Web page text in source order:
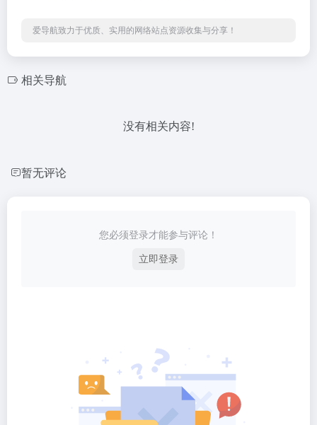
爱导航致力于优质、实用的网络站点资源收集与分享！
相关导航
没有相关内容!
暂无评论
您必须登录才能参与评论！
立即登录